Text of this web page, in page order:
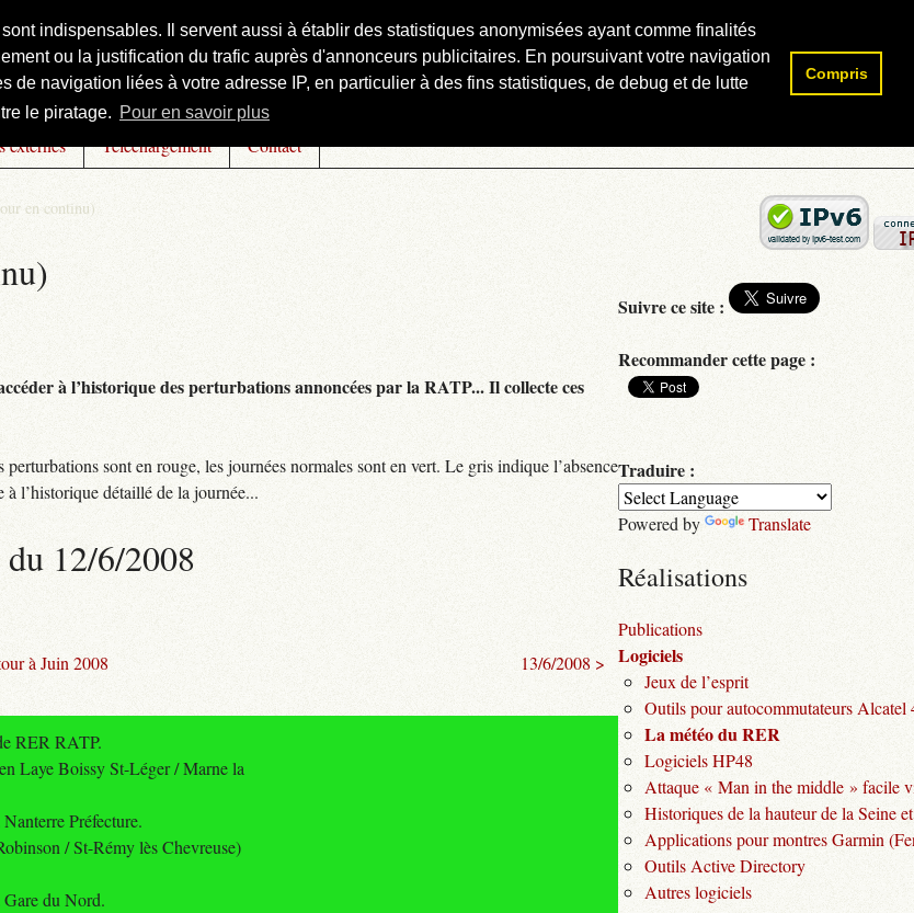
indispensables. Il servent aussi à établir des statistiques anonymisées ayant comme finalités
ou la justification du trafic auprès d'annonceurs publicitaires. En poursuivant votre navigation
navigation liées à votre adresse IP, en particulier à des fins statistiques, de debug et de lutte
le piratage. Pour en savoir plus
Compris
externes Téléchargement Contact
en continu)
à l’historique des perturbations annoncées par la RATP... Il collecte ces
sont en rouge, les journées normales sont en vert. Le gris indique l’absence
l’historique détaillé de la journée...
du 12/6/2008
à Juin 2008 13/6/2008 >
RER RATP.
Laye Boissy St-Léger / Marne la
Préfecture.
/ St-Rémy lès Chevreuse)
du Nord.
Rechercher :
Suivre ce site :
Recommander cette page :
Traduire :
Powered by Translate
Réalisations
Publications
Logiciels
Jeux de l’esprit
Outils pour autocommutateurs Alcatel
La météo du RER
Logiciels HP48
Attaque « Man in the middle » facile
Historiques de la hauteur de la Seine
Applications pour montres Garmin
Outils Active Directory
Autres logiciels